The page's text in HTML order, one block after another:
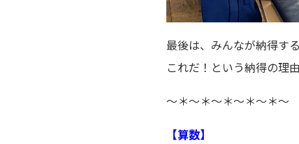
最後は、みんなが納得す
これだ！という納得の理
～＊～＊～＊～＊～＊～
【算数】